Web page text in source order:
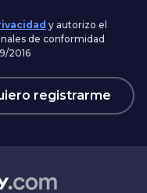
y autorizo el
de conformidad
2016
registrarme